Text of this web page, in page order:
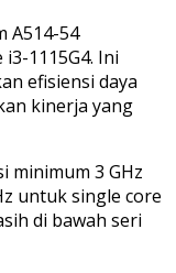
A514-54
1115G4. Ini
efisiensi daya
kinerja yang
minimum 3 GHz
untuk single core
di bawah seri